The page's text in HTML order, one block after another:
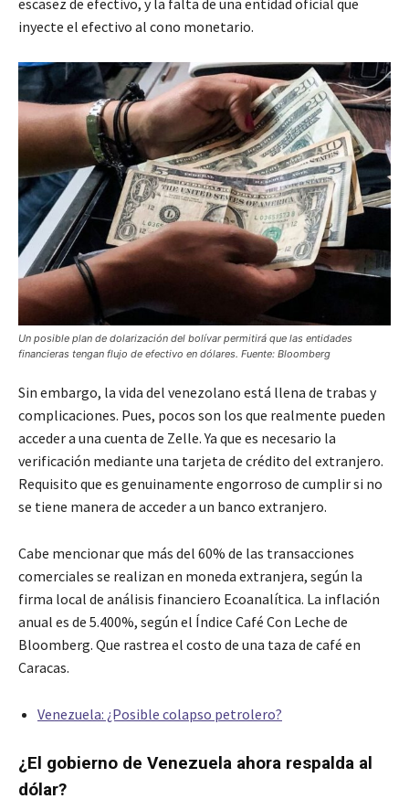
inyecte el efectivo al cono monetario.
Un posible plan de dolarización del bolívar permitirá que las entidades
financieras tengan flujo de efectivo en dólares. Fuente: Bloomberg
Sin embargo, la vida del venezolano está llena de trabas y
complicaciones. Pues, pocos son los que realmente pueden
acceder a una cuenta de Zelle. Ya que es necesario la
verificación mediante una tarjeta de crédito del extranjero.
Requisito que es genuinamente engorroso de cumplir si no
se tiene manera de acceder a un banco extranjero.
Cabe mencionar que más del 60% de las transacciones
comerciales se realizan en moneda extranjera, según la
firma local de análisis financiero Ecoanalítica. La inflación
anual es de 5.400%, según el Índice Café Con Leche de
Bloomberg. Que rastrea el costo de una taza de café en
Caracas.
Venezuela: ¿Posible colapso petrolero?
¿El gobierno de Venezuela ahora respalda al
dólar?